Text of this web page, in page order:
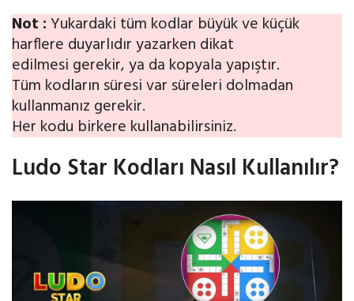
Not :Yukardaki tüm kodlar büyük ve küçük
harflere duyarlıdır yazarken dikat
edilmesi gerekir, ya da kopyala yapıştır.
Tüm kodların süresi var süreleri dolmadan
kullanmanız gerekir.
Her kodu birkere kullanabilirsiniz.
Ludo Star Kodları Nasıl Kullanılır?